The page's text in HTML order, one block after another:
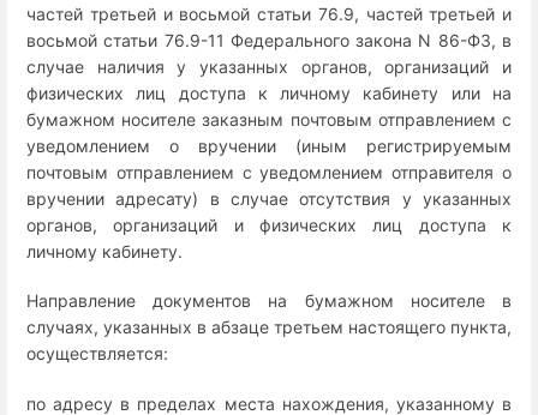
частей третьей и восьмой статьи 76.9, частей третьей и
восьмой статьи 76.9-11 Федерального закона N 86-ФЗ, в
случае наличия у указанных органов, организаций и
физических лиц доступа к личному кабинету или на
бумажном носителе заказным почтовым отправлением с
уведомлением о вручении (иным регистрируемым
почтовым отправлением с уведомлением отправителя о
вручении адресату) в случае отсутствия у указанных
органов, организаций и физических лиц доступа к
личному кабинету.
Направление документов на бумажном носителе в
случаях, указанных в абзаце третьем настоящего пункта,
осуществляется:
по адресу в пределах места нахождения, указанному в